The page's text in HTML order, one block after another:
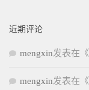
近期评论
mengxin发表在《
mengxin发表在《